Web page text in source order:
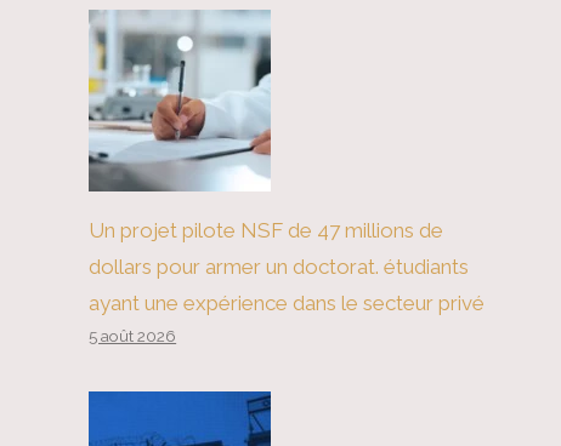
Un projet pilote NSF de 47 millions de
dollars pour armer un doctorat. étudiants
ayant une expérience dans le secteur privé
5 août 2026